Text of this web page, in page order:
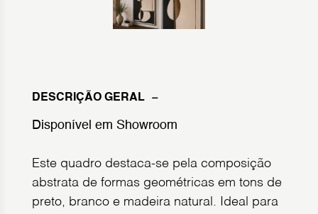
DESCRIÇÃO GERAL
Disponível em Showroom
Este quadro destaca-se pela composição
abstrata de formas geométricas em tons de
preto, branco e madeira natural. Ideal para